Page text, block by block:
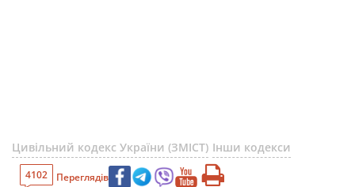
Цивільний кодекс України (ЗМІСТ) Інши кодекси
4102 Переглядів